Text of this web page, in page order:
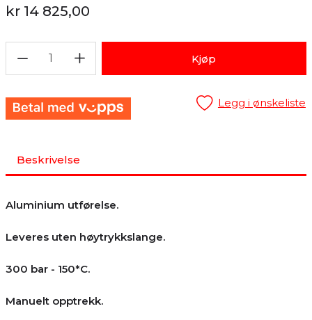
kr 14 825,00
1 Kjøp
Legg i ønskeliste
Beskrivelse
Aluminium utførelse.
Leveres uten høytrykkslange.
300 bar - 150*C.
Manuelt opptrekk.